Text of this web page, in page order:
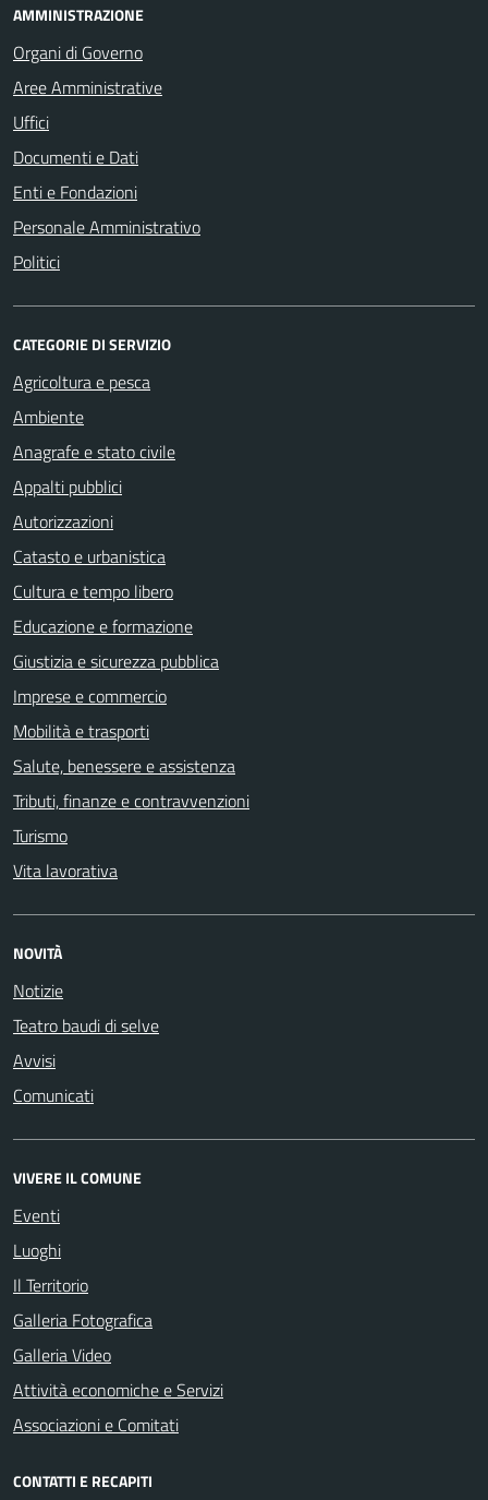
AMMINISTRAZIONE
Organi di Governo
Aree Amministrative
Uffici
Documenti e Dati
Enti e Fondazioni
Personale Amministrativo
Politici
CATEGORIE DI SERVIZIO
Agricoltura e pesca
Ambiente
Anagrafe e stato civile
Appalti pubblici
Autorizzazioni
Catasto e urbanistica
Cultura e tempo libero
Educazione e formazione
Giustizia e sicurezza pubblica
Imprese e commercio
Mobilità e trasporti
Salute, benessere e assistenza
Tributi, finanze e contravvenzioni
Turismo
Vita lavorativa
NOVITÀ
Notizie
Teatro baudi di selve
Avvisi
Comunicati
VIVERE IL COMUNE
Eventi
Luoghi
Il Territorio
Galleria Fotografica
Galleria Video
Attività economiche e Servizi
Associazioni e Comitati
CONTATTI E RECAPITI